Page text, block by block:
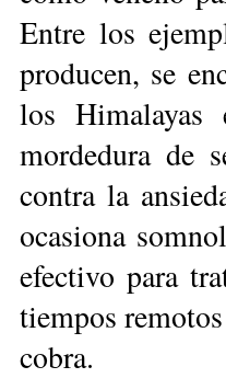
Entre los
producen, se
los
mordedura de
contra la
oca­siona
efectivo para
tiempos
cobra.